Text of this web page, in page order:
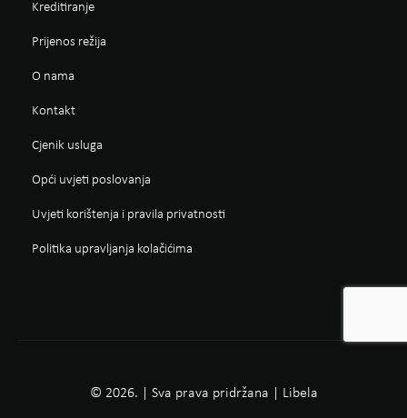
Kreditiranje
Prijenos režija
O nama
Kontakt
Cjenik usluga
Opći uvjeti poslovanja
Uvjeti korištenja i pravila privatnosti
Politika upravljanja kolačićima
© 2026. | Sva prava pridržana | Libela